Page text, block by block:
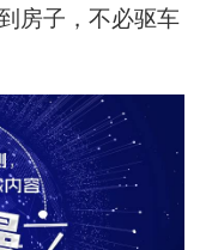
房子，不必驱车